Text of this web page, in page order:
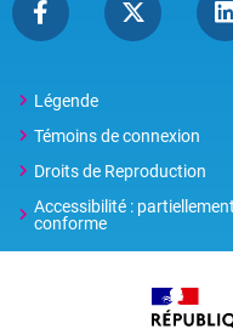
Légende
Témoins de connexion
Droits de Reproduction
Accessibilité : partiellement
conforme